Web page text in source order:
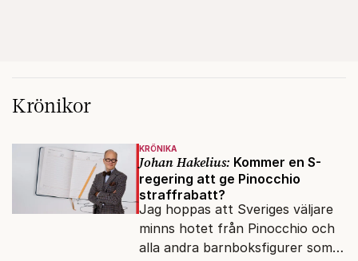
Krönikor
KRÖNIKA
Johan Hakelius: Kommer en S-
regering att ge Pinocchio
straffrabatt?
Jag hoppas att Sveriges väljare
minns hotet från Pinocchio och
alla andra barnboksfigurer som